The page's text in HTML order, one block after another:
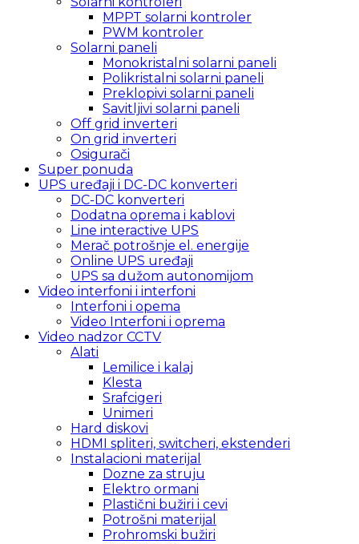
MPPT solarni kontroler
PWM kontroler
Solarni paneli
Monokristalni solarni paneli
Polikristalni solarni paneli
Preklopivi solarni paneli
Savitljivi solarni paneli
Off grid inverteri
On grid inverteri
Osigurači
Super ponuda
UPS uređaji i DC-DC konverteri
DC-DC konverteri
Dodatna oprema i kablovi
Line interactive UPS
Merač potrošnje el. energije
Online UPS uređaji
UPS sa dužom autonomijom
Video interfoni i interfoni
Interfoni i opema
Video Interfoni i oprema
Video nadzor CCTV
Alati
Lemilice i kalaj
Klesta
Srafcigeri
Unimeri
Hard diskovi
HDMI spliteri, switcheri, ekstenderi
Instalacioni materijal
Dozne za struju
Elektro ormani
Plastični bužiri i cevi
Potrošni materijal
Prohromski bužiri